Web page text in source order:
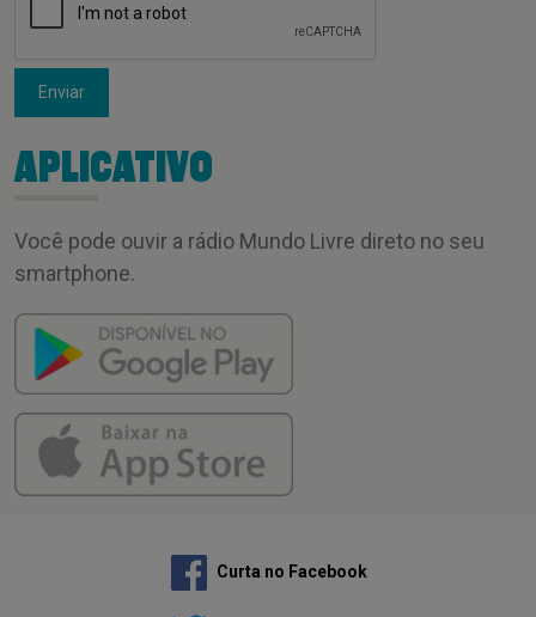
Enviar
APLICATIVO
Você pode ouvir a rádio Mundo Livre direto no seu
smartphone.
Curta no Facebook